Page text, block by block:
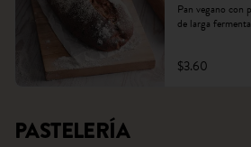
Pan vegano con
de larga
$3.60
PASTELERÍA